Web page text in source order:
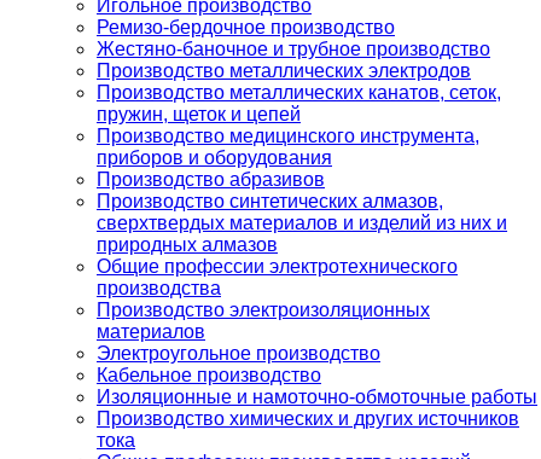
Игольное производство
Ремизо-бердочное производство
Жестяно-баночное и трубное производство
Производство металлических электродов
Производство металлических канатов, сеток,
пружин, щеток и цепей
Производство медицинского инструмента,
приборов и оборудования
Производство абразивов
Производство синтетических алмазов,
сверхтвердых материалов и изделий из них и
природных алмазов
Общие профессии электротехнического
производства
Производство электроизоляционных
материалов
Электроугольное производство
Кабельное производство
Изоляционные и намоточно-обмоточные работы
Производство химических и других источников
тока